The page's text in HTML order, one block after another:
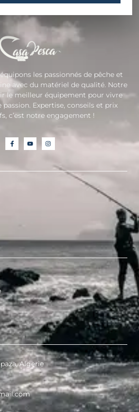
les passionnés de pêche et
avec du matériel de qualité. Notre
le meilleur équipement pour vivre
Expertise, conseils et prix
c’est notre engagement !
Algerie